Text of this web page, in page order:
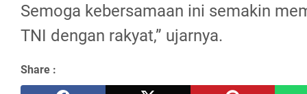
Semoga kebersamaan ini semakin
TNI dengan rakyat,” ujarnya.
Share :